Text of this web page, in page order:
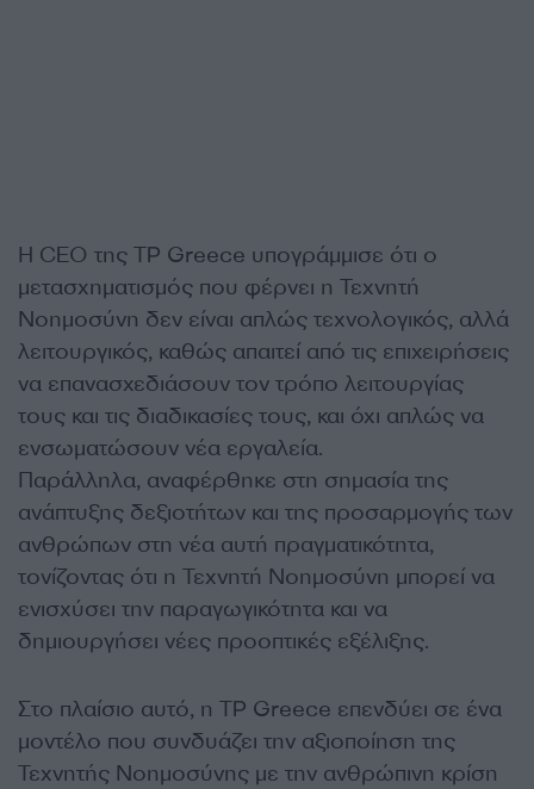
Η CEO της TP Greece υπογράμμισε ότι ο
μετασχηματισμός που φέρνει η Τεχνητή
Νοημοσύνη δεν είναι απλώς τεχνολογικός, αλλά
λειτουργικός, καθώς απαιτεί από τις επιχειρήσεις
να επανασχεδιάσουν τον τρόπο λειτουργίας
τους και τις διαδικασίες τους, και όχι απλώς να
ενσωματώσουν νέα εργαλεία.
Παράλληλα, αναφέρθηκε στη σημασία της
ανάπτυξης δεξιοτήτων και της προσαρμογής των
ανθρώπων στη νέα αυτή πραγματικότητα,
τονίζοντας ότι η Τεχνητή Νοημοσύνη μπορεί να
ενισχύσει την παραγωγικότητα και να
δημιουργήσει νέες προοπτικές εξέλιξης.
Στο πλαίσιο αυτό, η TP Greece επενδύει σε ένα
μοντέλο που συνδυάζει την αξιοποίηση της
Τεχνητής Νοημοσύνης με την ανθρώπινη κρίση